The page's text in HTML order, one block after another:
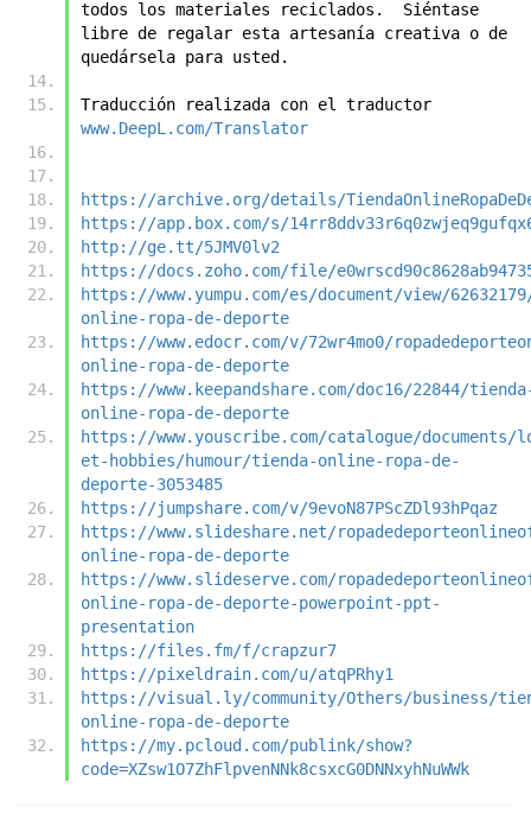
todos los materiales reciclados.  Siéntase
libre de regalar esta artesanía creativa o de
quedársela para usted.
www.DeepL.com/Translator
https://archive.org/details/
https://app.box.com/s/
http://ge.tt/5JMV0lv2
https://docs.zoho.com/file/
https://www.yumpu.com/es/document/view/
online-ropa-de-deporte
https://www.edocr.com/v/72wr4mo0/
online-ropa-de-deporte
https://www.keepandshare.com/doc16/22844/
online-ropa-de-deporte
https://www.youscribe.com/catalogue/
et-hobbies/humour/tienda-online-ropa-de-
deporte-3053485
https://jumpshare.com/v/9evoN87PScZDl93hPqaz
https://www.slideshare.net/
online-ropa-de-deporte
https://www.slideserve.com/
online-ropa-de-deporte-powerpoint-ppt-
presentation
https://files.fm/f/crapzur7
https://pixeldrain.com/u/atqPRhy1
https://visual.ly/community/Others/business/
online-ropa-de-deporte
https://my.pcloud.com/publink/show?
code=XZsw1O7ZhFlpvenNNk8csxcG0DNNxyhNuWWk